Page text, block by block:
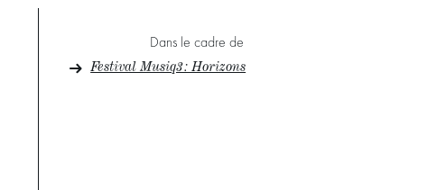
Dans le cadre de
Festival Musiq3 : Horizons